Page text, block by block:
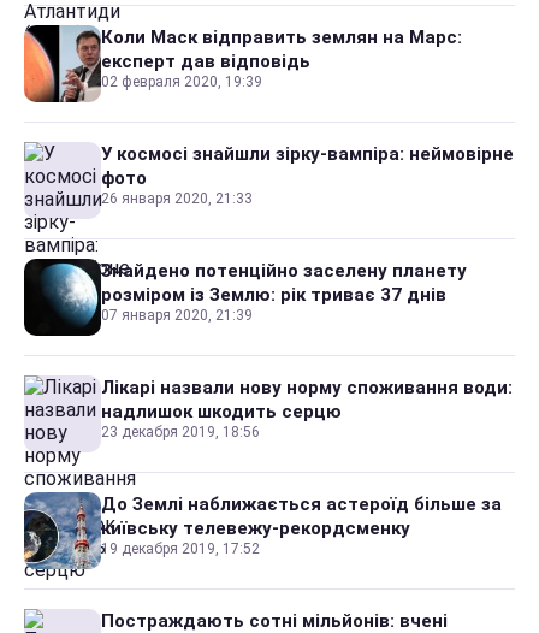
Коли Маск відправить землян на Марс:
експерт дав відповідь
02 февраля 2020, 19:39
У космосі знайшли зірку-вампіра: неймовірне
фото
26 января 2020, 21:33
Знайдено потенційно заселену планету
розміром із Землю: рік триває 37 днів
07 января 2020, 21:39
Лікарі назвали нову норму споживання води:
надлишок шкодить серцю
23 декабря 2019, 18:56
До Землі наближається астероїд більше за
київську телевежу-рекордсменку
19 декабря 2019, 17:52
Постраждають сотні мільйонів: вчені